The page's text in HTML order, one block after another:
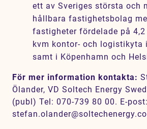
ett av Sveriges största och
hållbara fastighetsbolag
fastigheter fördelade på
kvm kontor- och logistikyta
samt i Köpenhamn och
För mer information kontakta:
Ölander, VD Soltech Energy
(publ) Tel: 070-739 80 00. E-post: